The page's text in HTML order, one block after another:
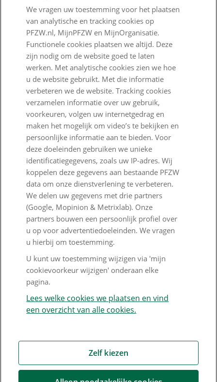
Wij zijn PFZW
Beleggen voor een goed pensioen
Nieuwe regels voor pensioen
Zo staan we ervoor
Nieuws
Voor de pers
PFZW Dichtbij
Werken bij PFZW
Responsible disclosure
Digitale toegankelijkheid
Goed Bezig
Klantenservice
Contact
Veelgestelde vragen
Klachtenregeling
Nieuwsbrief
We vragen uw toestemming voor het plaatsen
van analytische en tracking cookies op
PFZW.nl, MijnPFZW en MijnOrganisatie.
Functionele cookies plaatsen we altijd. Deze
zijn nodig om de website goed te laten
werken. Met analytische cookies zien we hoe
u de website gebruikt. Met die informatie
verbeteren we de website. Tracking cookies
verzamelen informatie over uw gebruik,
voorkeuren, volgen uw internetgedrag en
maken het mogelijk om video’s te bekijken en
persoonlijke informatie aan te bieden. Voor
deze doeleinden gebruiken we unieke
identificatiegegevens, zoals uw IP-adres. Wij
koppelen deze gegevens aan bestaande PFZW
data om onze dienstverlening te verbeteren.
We delen uw gegevens met drie partners
(Google, Mopinion & Metrixlab). Onze
partners bouwen een persoonlijk profiel over
u op voor advertentiedoeleinden. We vragen
u hierbij om toestemming.
U kunt uw toestemming wijzigen via 'mijn
cookievoorkeur wijzigen' onderaan elke
pagina.
Lees welke cookies we plaatsen en vind
een overzicht van alle cookies.
Zelf kiezen